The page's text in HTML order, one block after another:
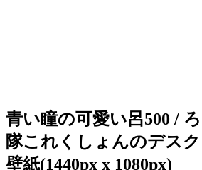
青い瞳の可愛い呂500 /
隊これくしょんのデス
壁紙(1440px x 1080px)